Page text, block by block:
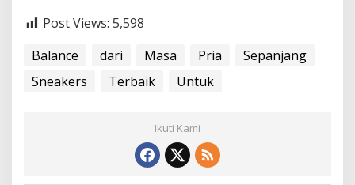
Post Views: 5,598
Balance
dari Masa Pria
Sepanjang
Sneakers
Terbaik Untuk
Ikuti Kami